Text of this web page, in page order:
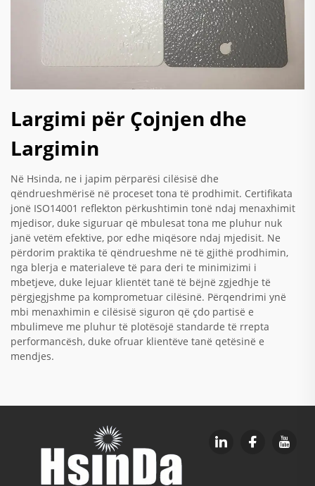
Largimi për Çojnjen dhe
Largimin
Në Hsinda, ne i japim përparësi cilësisë dhe
qëndrueshmërisë në proceset tona të prodhimit. Certifikata
jonë ISO14001 reflekton përkushtimin tonë ndaj menaxhimit
mjedisor, duke siguruar që mbulesat tona me pluhur nuk
janë vetëm efektive, por edhe miqësore ndaj mjedisit. Ne
përdorim praktika të qëndrueshme në të gjithë prodhimin,
nga blerja e materialeve të para deri te minimizimi i
mbetjeve, duke lejuar klientët tanë të bëjnë zgjedhje të
përgjegjshme pa komprometuar cilësinë. Përqendrimi ynë
mbi menaxhimin e cilësisë siguron që çdo partisë e
mbulimeve me pluhur të plotësojë standarde të rrepta
performancësh, duke ofruar klientëve tanë qetësinë e
mendjes.